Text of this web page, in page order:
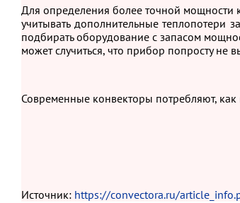
Для определения более точной мощности
учитывать дополнительные теплопотери
подбирать оборудование с запасом
может случиться, что прибор попросту
Современные конвекторы потребляют,
Источник: https://convectora.ru/